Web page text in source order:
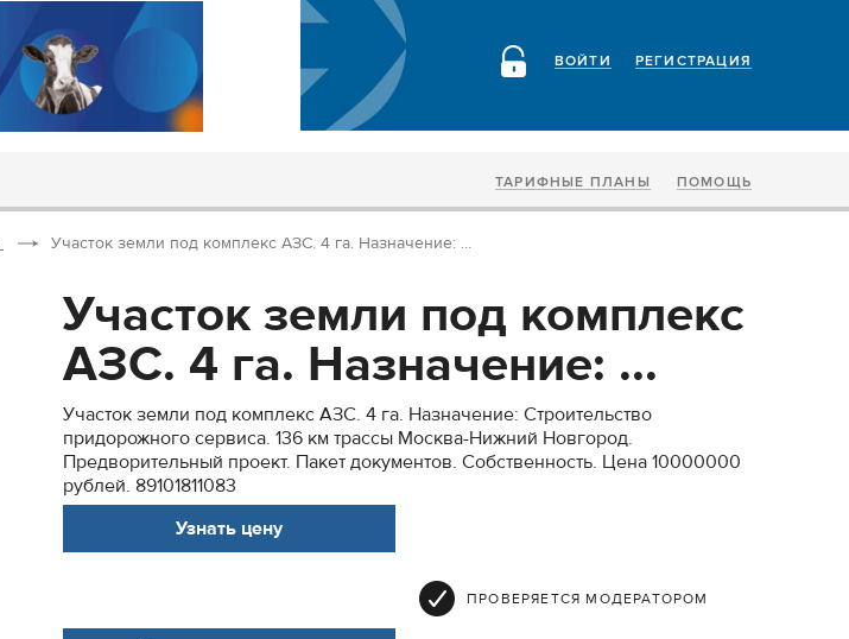
РЕГИСТРАЦИЯ
ВОЙТИ
ТАРИФНЫЕ ПЛАНЫ ПОМОЩЬ
Участок земли под комплекс АЗС. 4 га. Назначение: ...
Участок земли под комплекс
АЗС. 4 га. Назначение: ...
Участок земли под комплекс АЗС. 4 га. Назначение: Строительство
придорожного сервиса. 136 км трассы Москва-Нижний Новгород.
Предворительный проект. Пакет документов. Собственность. Цена 10000000
рублей. 89101811083
Узнать цену
ПРОВЕРЯЕТСЯ МОДЕРАТОРОМ